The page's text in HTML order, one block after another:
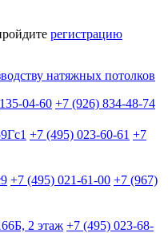
регистрацию
04-60 +7 (926) 834-48-74
+7 (495) 023-60-61 +7
+7 (495) 021-61-00 +7 (967)
2 этаж +7 (495) 023-68-